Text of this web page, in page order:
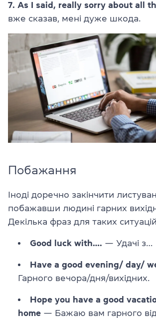
7. As I said, really sorry about all
вже сказав, мені дуже шкода.
Побажання
Іноді доречно закінчити
побажавши людині гарних
Декілька фраз для таких
Good luck with…. — Удачі з…
Have a good evening/ day/
Гарного вечора/дня/вихідних.
Hope you have a good
home — Бажаю вам гарного